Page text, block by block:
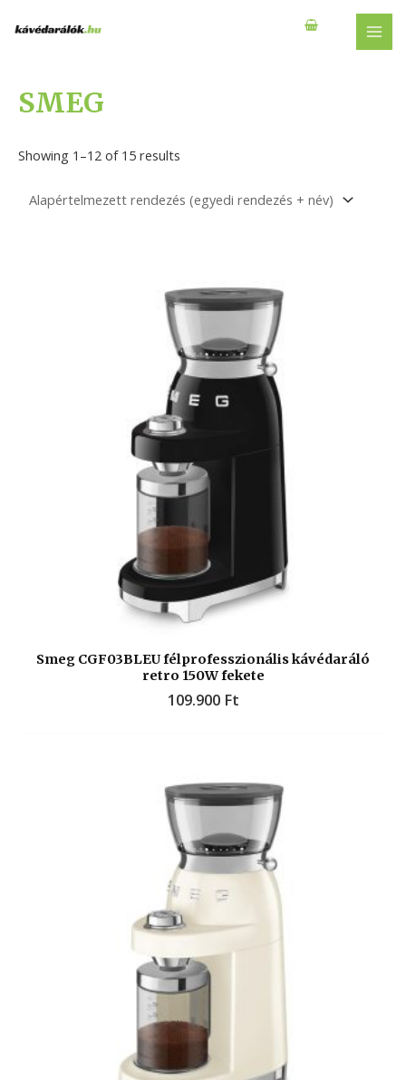
SMEG
Showing 1–12 of 15 results
Smeg CGF03BLEU félprofesszionális kávédaráló
retro 150W fekete
109.900 Ft